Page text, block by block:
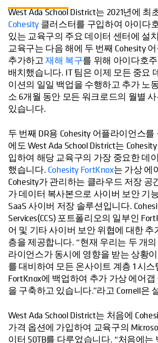
West Ada School District는 2021년에 최
Cohesity 클러스터를 구입하여 아이다
있는 교육구의 주요 데이터 센터에 설
교육구는 다음 해에 두 번째 Cohesity
추가하고재해 복구를 위해 아이다호
배치했습니다. IT 팀은 이제 모든 중요
이션의 일일 백업을 수행하고 추가 노
소 6개월 동안 모든 워크로드의 월별
있습니다.
두 번째 DR용 Cohesity 어플라이언스
에도 West Ada School District는
입하여 해당 교육구의 가장 중요한 데
했습니다. Cohesity FortKnox는 가상 에
Cohesity가 관리하는 클라우드 저장 공
가 데이터 복사본으로 사이버 보안 기
SaaS 사이버 저장 솔루션입니다.
Services(CCS) 포트폴리오의 일부인
어 및 기타 사이버 보안 위협에 대한 추
층을 제공합니다. “현재 우리는 두 개
라이언스가 동시에 영향을 받는 상황
를 대비하여 모든 온사이트 계층 1 시
FortKnox에 백업하여 추가 가상 에어
을 구축하고 있습니다.”라고 Cornell은
West Ada School District는 처음에
가격 옵션에 가입하여 교육구의
이터 50TB를 다루었습니다. “처음에는